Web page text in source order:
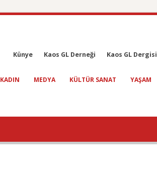
Künye Kaos GL Derneği Kaos GL Dergisi
KADIN MEDYA KÜLTÜR SANAT YAŞAM